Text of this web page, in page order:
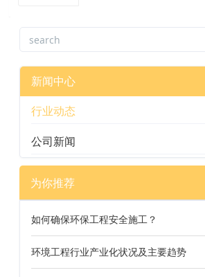
新闻中心
行业动态
公司新闻
为你推荐
如何确保环保工程安全施工？
环境工程行业产业化状况及主要趋势